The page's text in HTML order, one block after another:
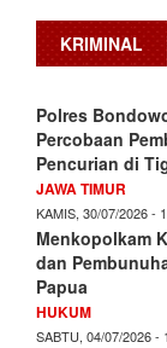
KRIMINAL
Polres
Percobaan
Pencurian di
JAWA TIMUR
KAMIS, 30/07/2026 -
Menkopolkam
dan
Papua
HUKUM
SABTU, 04/07/2026 -